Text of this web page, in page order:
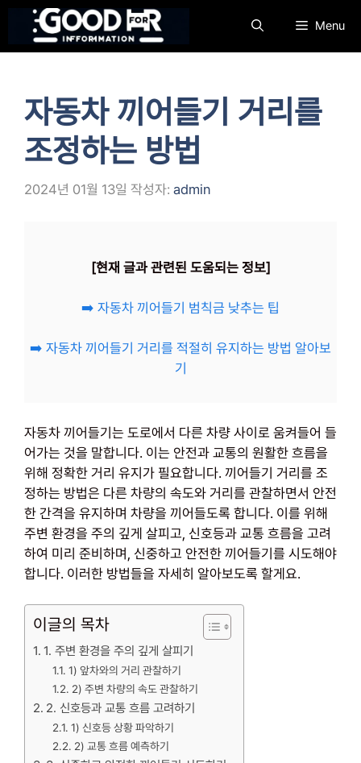
츠
Menu
자동차 끼어들기 거리를
조정하는 방법
2024년 01월 13일 작성자: admin
[현재 글과 관련된 도움되는 정보]
➡️ 자동차 끼어들기 범칙금 낮추는 팁
➡️ 자동차 끼어들기 거리를 적절히 유지하는 방법 알아보
기
자동차 끼어들기는 도로에서 다른 차량 사이로 움켜들어 들
어가는 것을 말합니다. 이는 안전과 교통의 원활한 흐름을
위해 정확한 거리 유지가 필요합니다. 끼어들기 거리를 조
정하는 방법은 다른 차량의 속도와 거리를 관찰하면서 안전
한 간격을 유지하며 차량을 끼어들도록 합니다. 이를 위해
주변 환경을 주의 깊게 살피고, 신호등과 교통 흐름을 고려
하여 미리 준비하며, 신중하고 안전한 끼어들기를 시도해야
합니다. 이러한 방법들을 자세히 알아보도록 할게요.
이글의 목차
1. 주변 환경을 주의 깊게 살피기
1) 앞차와의 거리 관찰하기
2) 주변 차량의 속도 관찰하기
2. 신호등과 교통 흐름 고려하기
1) 신호등 상황 파악하기
2) 교통 흐름 예측하기